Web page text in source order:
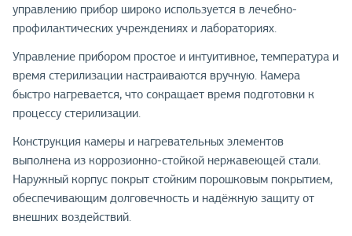
управлению прибор широко используется в лечебно-
профилактических учреждениях и лабораториях.
Управление прибором простое и интуитивное, температура и
время стерилизации настраиваются вручную. Камера
быстро нагревается, что сокращает время подготовки к
процессу стерилизации.
Конструкция камеры и нагревательных элементов
выполнена из коррозионно-стойкой нержавеющей стали.
Наружный корпус покрыт стойким порошковым покрытием,
обеспечивающим долговечность и надёжную защиту от
внешних воздействий.